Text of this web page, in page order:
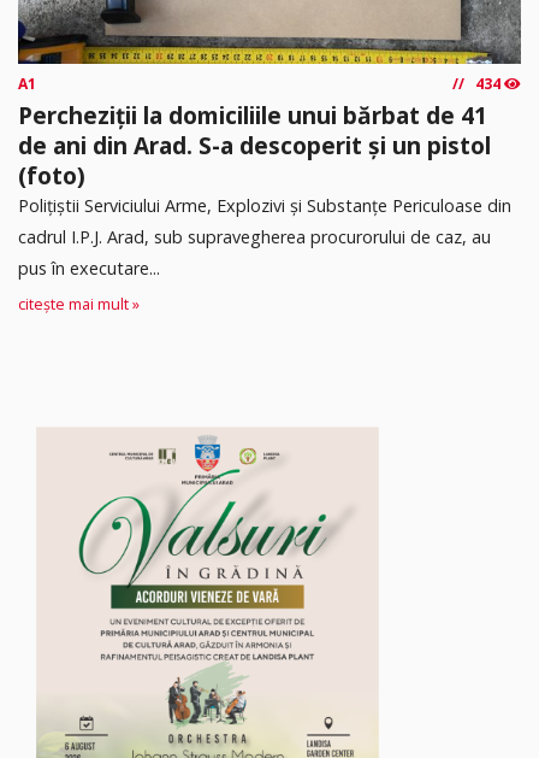
A1 434
Percheziții la domiciliile unui bărbat de 41
de ani din Arad. S-a descoperit și un pistol
(foto)
Polițiștii Serviciului Arme, Explozivi și Substanțe Periculoase din
cadrul I.P.J. Arad, sub supravegherea procurorului de caz, au
pus în executare...
citește mai mult »